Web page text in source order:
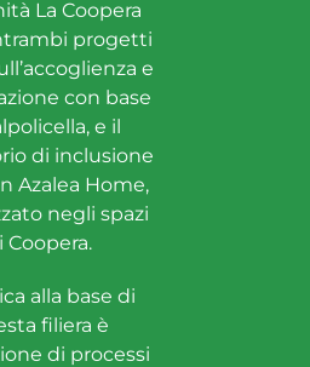
La Coopera
progetti
e
con base
e il
di inclusione
Azalea Home,
negli spazi
Coopera.
alla base di
filiera è
di processi